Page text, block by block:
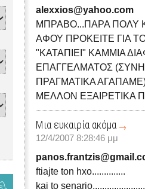
alexxios@yahoo.com
ΜΠΡΑΒΟ...ΠΑΡΑ ΠΟΛΥ
ΑΦΟΥ ΠΡΟΚΕΙΤΕ ΓΙΑ
"ΚΑΤΑΠΙΕΙ" ΚΑΜΜΙΑ
ΕΠΑΓΓΕΛΜΑΤΟΣ
ΠΡΑΓΜΑΤΙΚΑ
ΜΕΛΛΟΝ ΕΞΑΙΡΕΤΙΚΑ
Μια ευκαιρία ακόμα
12/4/2007 8:28:46 μμ
ftiajte ton hxo..............
kai to